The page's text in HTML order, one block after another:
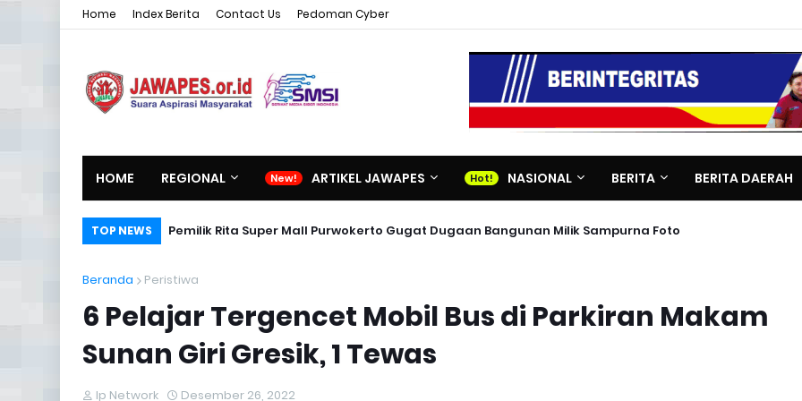
Home Index Berita Contact Us Pedoman Cyber
HOME REGIONAL ARTIKEL JAWAPES NASIONAL BERITA BERITA DAERAH
TOP NEWS Pemilik Rita Super Mall Purwokerto Gugat Dugaan Bangunan Milik Sampurna Foto
Beranda Peristiwa
6 Pelajar Tergencet Mobil Bus di Parkiran Makam
Sunan Giri Gresik, 1 Tewas
Ip Network Desember 26, 2022